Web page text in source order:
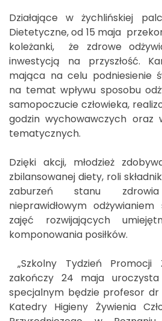
Działające w żychlińskiej
Dietetyczne, od 15 maja
koleżanki, że zdrowe
inwestycją na przyszłość.
mająca na celu podniesienie
na temat wpływu sposobu
samopoczucie człowieka,
godzin wychowawczych oraz
tematycznych.
Dzięki akcji, młodzież
zbilansowanej diety, roli
zaburzeń stanu zdrowia
nieprawidłowym
zajęć rozwijających
komponowania posiłków.
„Szkolny Tydzień Promocji
zakończy 24 maja
specjalnym będzie profesor
Katedry Higieny Żywienia